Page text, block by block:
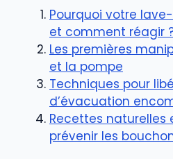
Pourquoi votre
et comment réagir
Les premières
et la pompe
Techniques pour
d’évacuation
Recettes naturelles
prévenir les